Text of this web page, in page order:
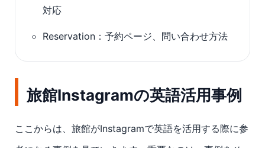
対応
Reservation：予約ページ、問い合わせ方法
旅館Instagramの英語活用事例
ここからは、旅館がInstagramで英語を活用する際に参